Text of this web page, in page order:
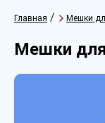
Главная / Мешки
Мешки